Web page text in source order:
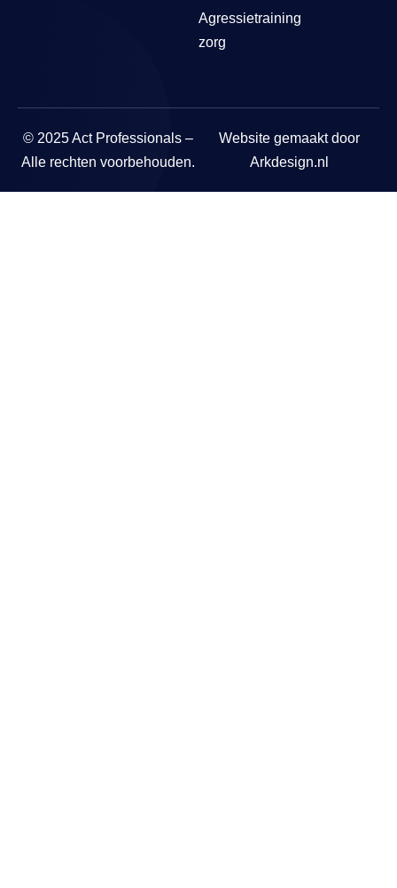
Agressietraining
zorg
© 2025 Act Professionals –
Alle rechten voorbehouden.
Website gemaakt door
Arkdesign.nl